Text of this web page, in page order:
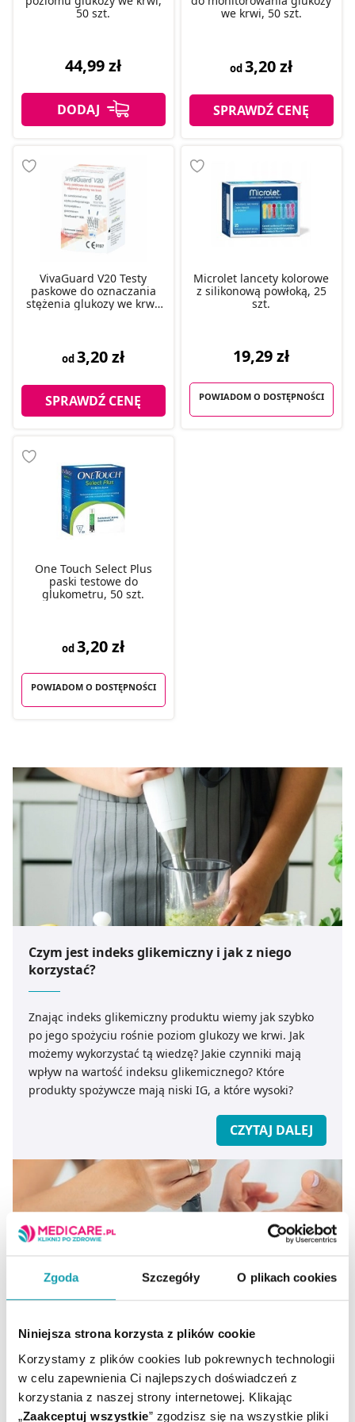
Zgoda Szczegóły O plikach cookies
Niniejsza strona korzysta z plików cookie
Korzystamy z plików cookies lub pokrewnych technologii
w celu zapewnienia Ci najlepszych doświadczeń z
korzystania z naszej strony internetowej. Klikając
„Zaakceptuj wszystkie” zgodzisz się na wszystkie pliki
50 szt.
44,99 zł
we krwi, 50 szt.
od3,20 zł
SPRAWDŹ CENĘ
VivaGuard V20 Testy
paskowe do oznaczania
stężenia glukozy we krwi,
od3,20 zł
SPRAWDŹ CENĘ
Microlet lancety kolorowe
z silikonową powłoką, 25
szt.
19,29 zł
POWIADOM O DOSTĘPNOŚCI
One Touch Select Plus
paski testowe do
glukometru, 50 szt.
od3,20 zł
POWIADOM O DOSTĘPNOŚCI
Czym jest indeks glikemiczny i jak z niego
korzystać?
Znając indeks glikemiczny produktu wiemy jak szybko
po jego spożyciu rośnie poziom glukozy we krwi. Jak
możemy wykorzystać tą wiedzę? Jakie czynniki mają
wpływ na wartość indeksu glikemicznego? Które
produkty spożywcze mają niski IG, a które wysoki?
CZYTAJ DALEJ
Cukrzyca – kompendium wiedzy - objawy,
leczenie, profilaktyka
Jest jedną z głównych przyczyn zgonu, a zachorowań na